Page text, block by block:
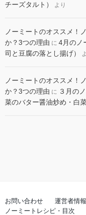
チーズタルト）
より
ノーミートのオススメ！
か？3つの理由 に 4月のノ
司と豆腐の落とし揚げ）
ノーミートのオススメ！
か？3つの理由 に ３月の
菜のバター醤油炒め・白
お問い合わせ 運営者情報
ノーミートレシピ・目次